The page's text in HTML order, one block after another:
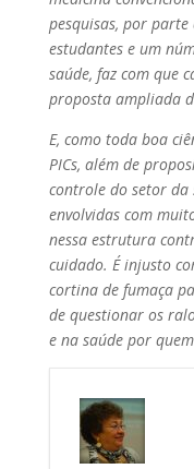
pesquisas, por parte
estudantes e um
saúde, faz com que
proposta ampliada
E, como toda boa
PICs, além de
controle do setor da
envolvidas com
nessa estrutura
cuidado. É injusto
cortina de fumaça
de questionar os
e na saúde por